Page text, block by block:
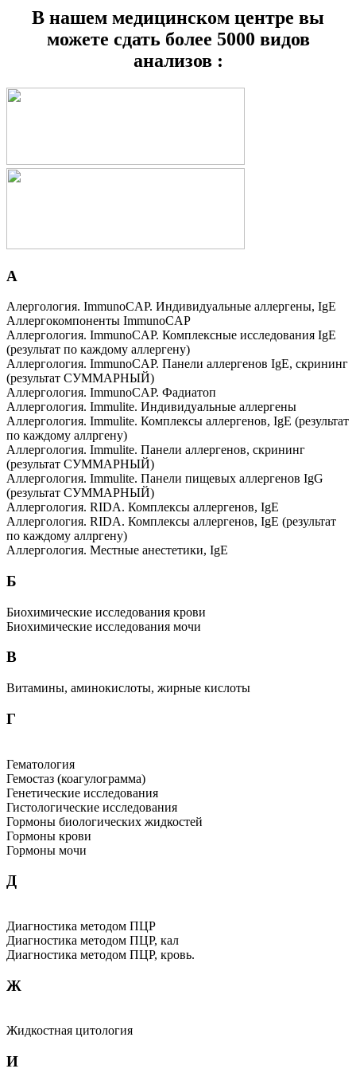
В нашем медицинском центре вы
можете сдать более 5000 видов
анализов :
А
Алергология. ImmunoCAP. Индивидуальные аллергены, IgE
Аллергокомпоненты ImmunoCAP
Аллергология. ImmunoCAP. Комплексные исследования IgE
(результат по каждому аллергену)
Аллергология. ImmunoCAP. Панели аллергенов IgE, скрининг
(результат СУММАРНЫЙ)
Аллергология. ImmunoCAP. Фадиатоп
Аллергология. Immulite. Индивидуальные аллергены
Аллергология. Immulite. Комплексы аллергенов, IgE (результат
по каждому аллргену)
Аллергология. Immulite. Панели аллергенов, скрининг
(результат СУММАРНЫЙ)
Аллергология. Immulite. Панели пищевых аллергенов IgG
(результат СУММАРНЫЙ)
Аллергология. RIDA. Комплексы аллергенов, IgE
Аллергология. RIDA. Комплексы аллергенов, IgE (результат
по каждому аллргену)
Аллергология. Местные анестетики, IgE
Б
Биохимические исследования крови
Биохимические исследования мочи
В
Витамины, аминокислоты, жирные кислоты
Г
Гематология
Гемостаз (коагулограмма)
Генетические исследования
Гистологические исследования
Гормоны биологических жидкостей
Гормоны крови
Гормоны мочи
Д
Диагностика методом ПЦР
Диагностика методом ПЦР, кал
Диагностика методом ПЦР, кровь.
Ж
Жидкостная цитология
И